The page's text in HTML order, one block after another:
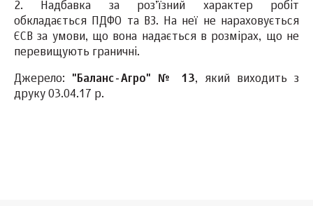
2. Надбавка за роз’їзний характер робіт
обкладається ПДФО та ВЗ. На неї не нараховується
ЄСВ за умови, що вона надається в розмірах, що не
перевищують граничні.
Джерело: "Баланс-Агро" № 13, який виходить з
друку 03.04.17 р.